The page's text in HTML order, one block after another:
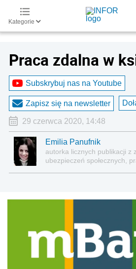
Kategorie
Praca zdalna w
Subskrybuj nas na Youtube
Zapisz się na newsletter
29 czerwca 2020, 14:48
Emilia Panufnik
autorka licznych publikacji z
ubezpieczeń społecznych,